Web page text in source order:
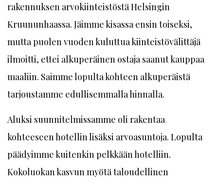
rakennuksen arvokiinteistöstä Helsingin
Kruununhaassa. Jäimme kisassa ensin toiseksi,
mutta puolen vuoden kuluttua kiinteistövälittäjä
ilmoitti, ettei alkuperäinen ostaja saanut kauppaa
maaliin. Saimme lopulta kohteen alkuperäistä
tarjoustamme edullisemmalla hinnalla.
Aluksi suunnitelmissamme oli rakentaa
kohteeseen hotellin lisäksi arvoasuntoja. Lopulta
päädyimme kuitenkin pelkkään hotelliin.
Kokoluokan kasvun myötä taloudellinen